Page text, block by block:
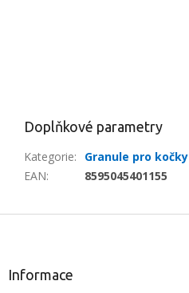
Doplňkové parametry
Kategorie:
Granule pro kočky
EAN: 8595045401155
Informace